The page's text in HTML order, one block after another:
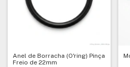
Anel de Borracha (O'ring) Pinça
Freio de 22mm